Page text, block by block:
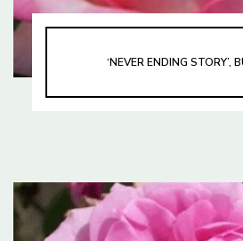
‘NEVER ENDING STORY’,